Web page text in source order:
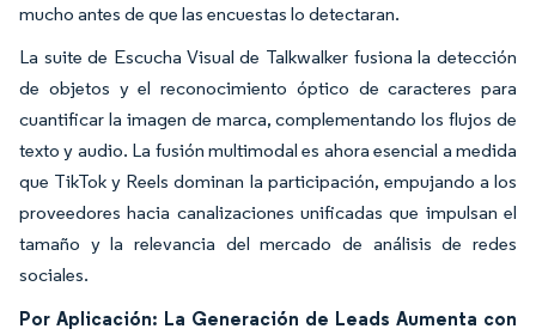
mucho antes de que las encuestas lo detectaran.
La suite de Escucha Visual de Talkwalker fusiona la detección
de objetos y el reconocimiento óptico de caracteres para
cuantificar la imagen de marca, complementando los flujos de
texto y audio. La fusión multimodal es ahora esencial a medida
que TikTok y Reels dominan la participación, empujando a los
proveedores hacia canalizaciones unificadas que impulsan el
tamaño y la relevancia del mercado de análisis de redes
sociales.
Por Aplicación: La Generación de Leads Aumenta con